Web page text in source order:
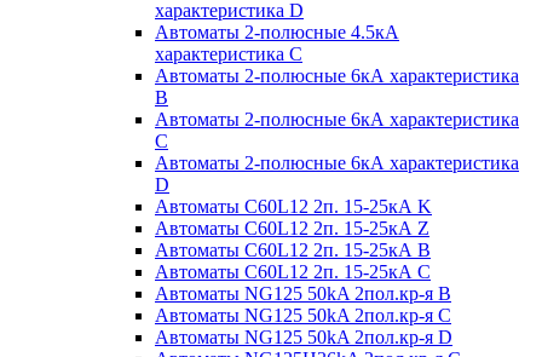
характеристика D
Автоматы 2-полюсные 4.5кА
характеристика С
Автоматы 2-полюсные 6кА характеристика
B
Автоматы 2-полюсные 6кА характеристика
C
Автоматы 2-полюсные 6кА характеристика
D
Автоматы C60L12 2п. 15-25кА K
Автоматы C60L12 2п. 15-25кА Z
Автоматы C60L12 2п. 15-25кА B
Автоматы C60L12 2п. 15-25кА C
Автоматы NG125 50kA 2пол.кр-я B
Автоматы NG125 50kA 2пол.кр-я C
Автоматы NG125 50kA 2пол.кр-я D